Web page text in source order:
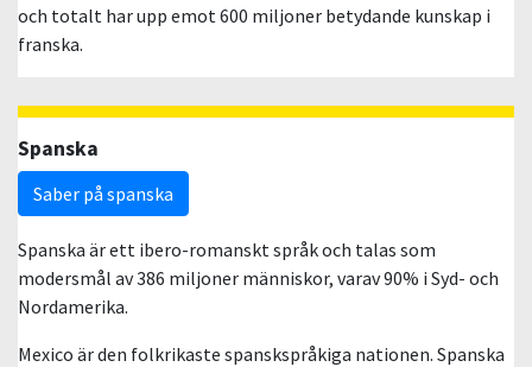
och totalt har upp emot 600 miljoner betydande kunskap i
franska.
Spanska
Saber på spanska
Spanska är ett ibero-romanskt språk och talas som
modersmål av 386 miljoner människor, varav 90% i Syd- och
Nordamerika.
Mexico är den folkrikaste spanskspråkiga nationen. Spanska